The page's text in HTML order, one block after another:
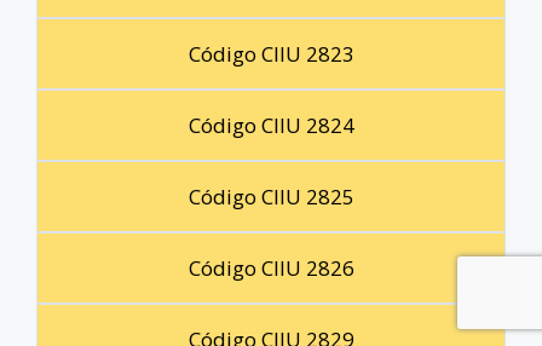
Código CIIU 2823
Código CIIU 2824
Código CIIU 2825
Código CIIU 2826
Código CIIU 2829